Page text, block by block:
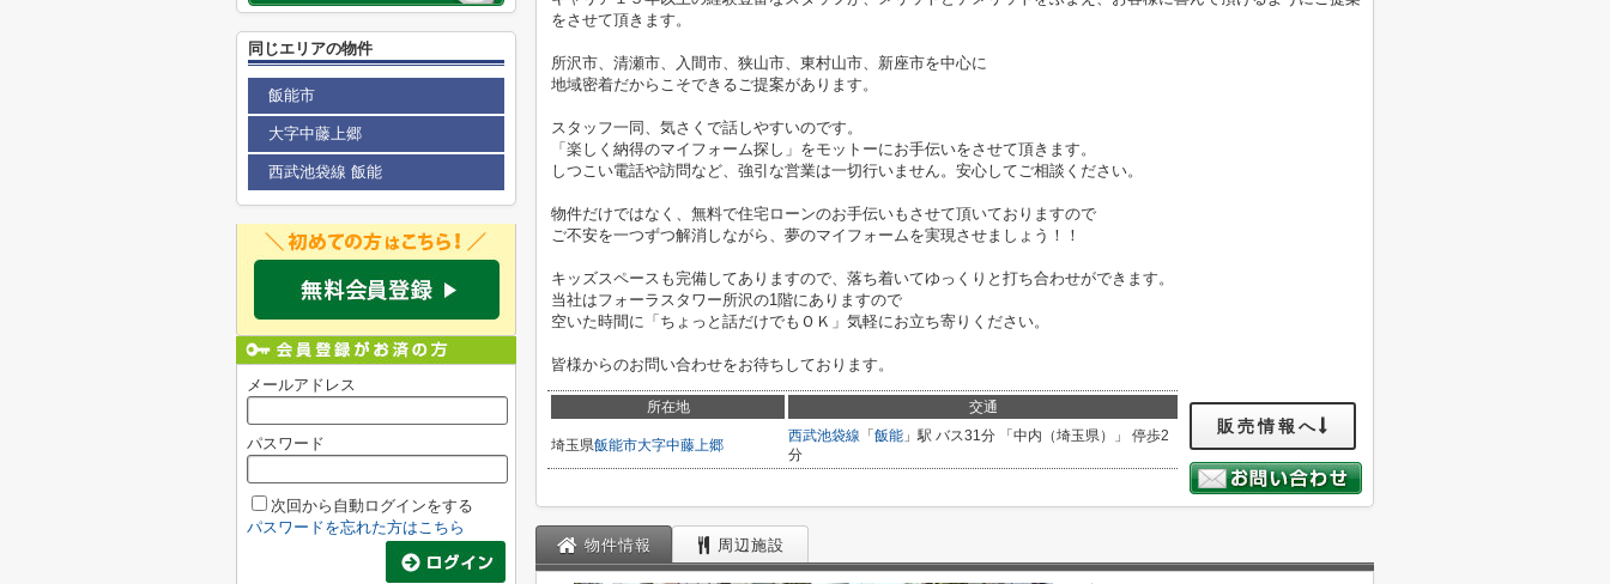
をさせて頂きます。
所沢市、清瀬市、入間市、狭山市、東村山市、新座市を中心に
地域密着だからこそできるご提案があります。
スタッフ一同、気さくで話しやすいのです。
「楽しく納得のマイフォーム探し」をモットーにお手伝いをさせて頂きます。
しつこい電話や訪問など、強引な営業は一切行いません。安心してご相談ください。
物件だけではなく、無料で住宅ローンのお手伝いもさせて頂いておりますので
ご不安を一つずつ解消しながら、夢のマイフォームを実現させましょう！！
キッズスペースも完備してありますので、落ち着いてゆっくりと打ち合わせができます。
当社はフォーラスタワー所沢の1階にありますので
空いた時間に「ちょっと話だけでもＯＫ」気軽にお立ち寄りください。
皆様からのお問い合わせをお待ちしております。
所在地 交通
埼玉県飯能市大字中藤上郷
西武池袋線 「 飯能 」駅 バス31分 「中内（埼玉県）」 停歩2
分
販売情報へ
物件情報 周辺施設
同じエリアの物件
飯能市
大字中藤上郷
西武池袋線 飯能
メールアドレス
パスワード
次回から自動ログインをする
パスワードを忘れた方はこちら